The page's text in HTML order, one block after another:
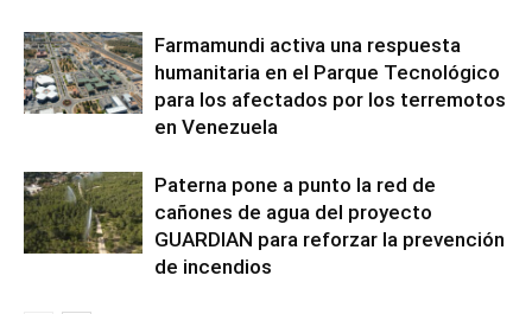
Farmamundi activa una respuesta
humanitaria en el Parque Tecnológico
para los afectados por los terremotos
en Venezuela
Paterna pone a punto la red de
cañones de agua del proyecto
GUARDIAN para reforzar la prevención
de incendios